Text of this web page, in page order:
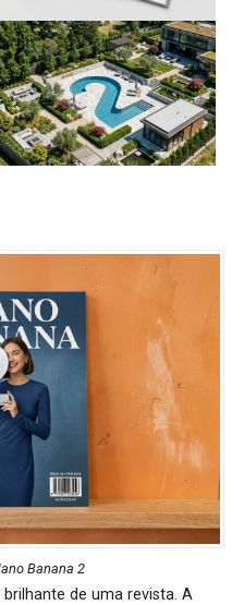
Banana 2
de uma revista. A